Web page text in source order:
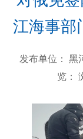
江海事部
发布单位：
览：